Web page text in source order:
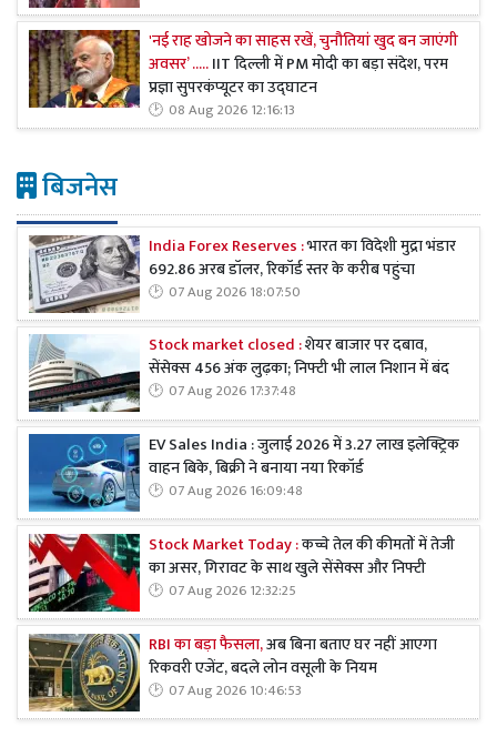
'नई राह खोजने का साहस रखें, चुनौतियां खुद बन जाएंगी
अवसर’ .....IIT दिल्ली में PM मोदी का बड़ा संदेश, परम
प्रज्ञा सुपरकंप्यूटर का उद्घाटन
08 Aug 2026 12:16:13
बिजनेस
India Forex Reserves :भारत का विदेशी मुद्रा भंडार
692.86 अरब डॉलर, रिकॉर्ड स्तर के करीब पहुंचा
07 Aug 2026 18:07:50
Stock market closed :शेयर बाजार पर दबाव,
सेंसेक्स 456 अंक लुढ़का; निफ्टी भी लाल निशान में बंद
07 Aug 2026 17:37:48
EV Sales India : जुलाई 2026 में 3.27 लाख इलेक्ट्रिक
वाहन बिके, बिक्री ने बनाया नया रिकॉर्ड
07 Aug 2026 16:09:48
Stock Market Today :कच्चे तेल की कीमतों में तेजी
का असर, गिरावट के साथ खुले सेंसेक्स और निफ्टी
07 Aug 2026 12:32:25
RBI का बड़ा फैसला,अब बिना बताए घर नहीं आएगा
रिकवरी एजेंट, बदले लोन वसूली के नियम
07 Aug 2026 10:46:53